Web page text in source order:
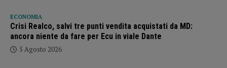
ECONOMIA
Crisi Realco, salvi tre punti vendita acquistati da MD:
ancora niente da fare per Ecu in viale Dante
5 Agosto 2026